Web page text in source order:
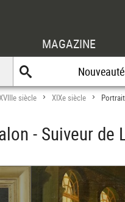
MAGAZINE
siècle > XIXe siècle >
- Suiveur de